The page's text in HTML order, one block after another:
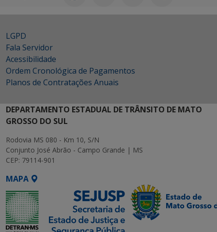
LGPD
Fala Servidor
Acessibilidade
Ordem Cronológica de Pagamentos
Planos de Contratações Anuais
DEPARTAMENTO ESTADUAL DE TRÂNSITO DE MATO
GROSSO DO SUL
Rodovia MS 080 - Km 10, S/N
Conjunto José Abrão - Campo Grande | MS
CEP: 79114-901
MAPA